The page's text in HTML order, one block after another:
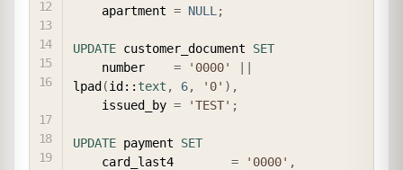
    apartment
= NULL ;
UPDATE customer_document SET
    number
= '0000'
||
lpad(id:: text , 6, '0' ) ,
    issued_by
= 'TEST' ;
UPDATE payment SET
    card_last4
= '0000' ,